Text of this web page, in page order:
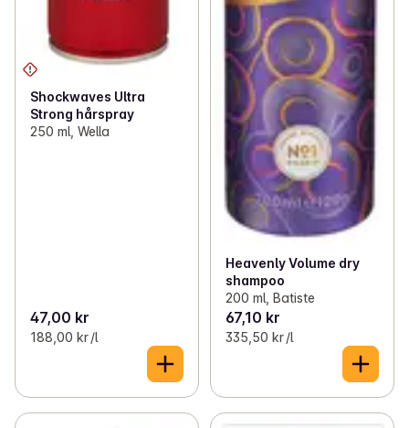
Shockwaves Ultra
Strong hårspray
250 ml, Wella
47,00 kr
188,00 kr /l
Heavenly Volume dry
shampoo
200 ml, Batiste
67,10 kr
335,50 kr /l